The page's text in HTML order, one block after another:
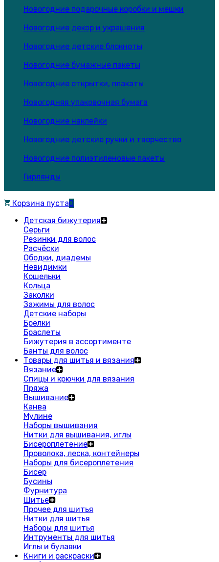
Новогодние подарочные коробки и мешки
Новогодние декор и украшения
Новогодние детские блокноты
Новогодние бумажные пакеты
Новогодние открытки, плакаты
Новогодняя упаковочная бумага
Новогодние наклейки
Новогодние детские ручки и творчество
Новогодние полиэтиленовые пакеты
Гирлянды
Корзина пуста0
Детская бижутерия
Серьги
Резинки для волос
Расчёски
Ободки, диадемы
Невидимки
Кошельки
Кольца
Заколки
Зажимы для волос
Детские наборы
Брелки
Браслеты
Бижутерия в ассортименте
Банты для волос
Товары для шитья и вязания
Вязание
Спицы и крючки для вязания
Пряжа
Вышивание
Канва
Мулине
Наборы вышивания
Нитки для вышивания, иглы
Бисероплетение
Проволока, леска, контейнеры
Наборы для бисероплетения
Бисер
Бусины
Фурнитура
Шитье
Прочее для шитья
Нитки для шитья
Наборы для шитья
Интрументы для шитья
Иглы и булавки
Книги и раскраски